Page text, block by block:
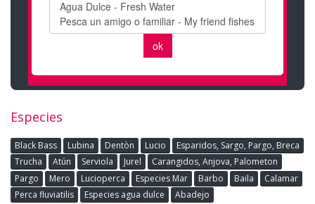
Especies
Black Bass Lubina Dentòn Lucio
Esparidos, Sargo, Pargo, Breca
Trucha
Atún Serviola Jurel
Carangidos, Anjova, Palometon
Pargo
Mero Lucioperca Especies Mar Barbo Baila
Calamar
Perca fluviatilis
Especies agua dulce
Abadejo